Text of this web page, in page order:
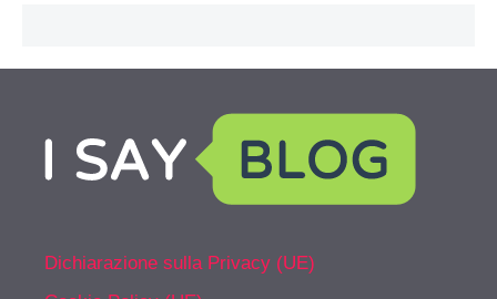
Dichiarazione sulla Privacy (UE)